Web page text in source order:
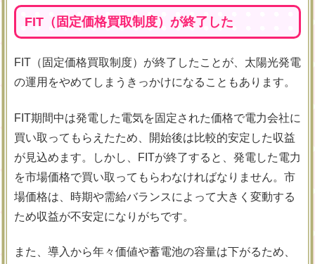
FIT（固定価格買取制度）が終了した
FIT（固定価格買取制度）が終了したことが、太陽光発電
の運用をやめてしまうきっかけになることもあります。
FIT期間中は発電した電気を固定された価格で電力会社に
買い取ってもらえたため、開始後は比較的安定した収益
が見込めます。しかし、FITが終了すると、発電した電力
を市場価格で買い取ってもらわなければなりません。市
場価格は、時期や需給バランスによって大きく変動する
ため収益が不安定になりがちです。
また、導入から年々価値や蓄電池の容量は下がるため、